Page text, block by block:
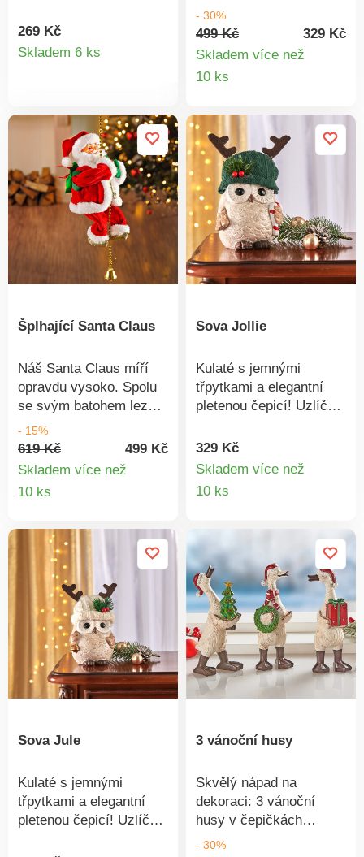
svátků. Díky solární
energii zalije Vaši
na zapíchnutí. Teplo bílé
světlo. Odolná vůči
počasí.
269 Kč
Skladem 6 ks
věncem. Jistě upoutá
pozornost na balkonu
nebo terase. Odolný
zeleným věncem.
terasu nebo
balkon&nbsp.
- 30%
499 Kč
329 Kč
Skladem více než
10 ks
Šplhající Santa Claus
Náš Santa Claus míří
opravdu vysoko. Spolu
se svým batohem leze
po řetízku nahoru a
dolů, doprovázený
veselými tóny písně
Působí báječně, pokud
prostoru! Provoz na
baterie. Objednejte si
také: 8 tužkových baterií
AA, 1,5 V 416260.
Provoz na 3 tužkové
bateri AA, 1,5V (nejsou
součástí).
- 15%
619 Kč
499 Kč
Skladem více než
10 ks
Sova Jollie
Kulaté s jemnými
třpytkami a elegantní
pletenou čepicí! Uzlíček
srdce každého. A to
nejen během Vánoc.
329 Kč
Skladem více než
10 ks
Sova Jule
Kulaté s jemnými
třpytkami a elegantní
pletenou čepicí! Uzlíček
3 vánoční husy
Skvělý nápad na
dekoraci: 3 vánoční
husy v čepičkách
přináší dárky - Veselé
- 30%